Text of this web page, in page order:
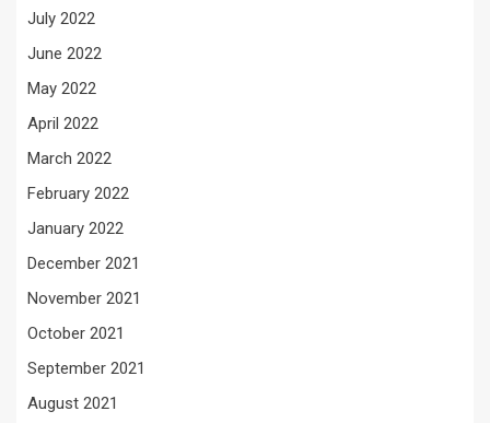
July 2022
June 2022
May 2022
April 2022
March 2022
February 2022
January 2022
December 2021
November 2021
October 2021
September 2021
August 2021